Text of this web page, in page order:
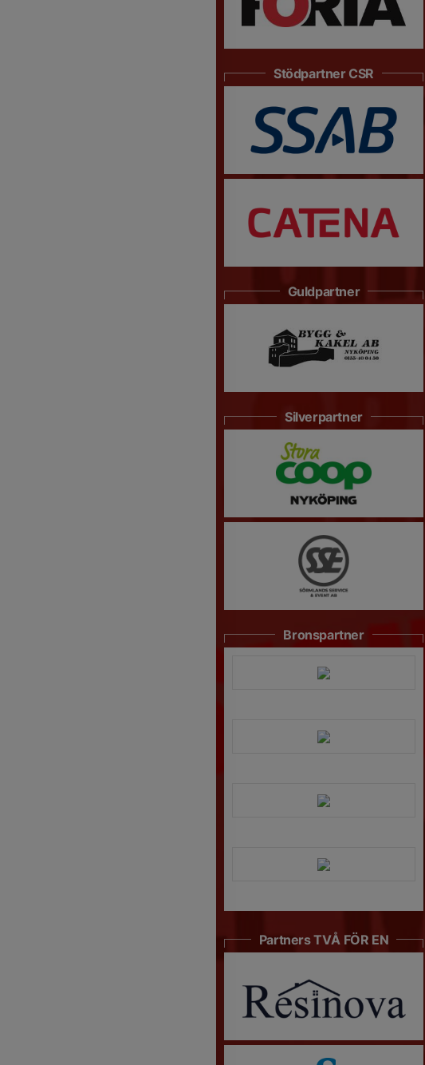
Stödpartner CSR
Guldpartner
Silverpartner
Bronspartner
Partners TVÅ FÖR EN